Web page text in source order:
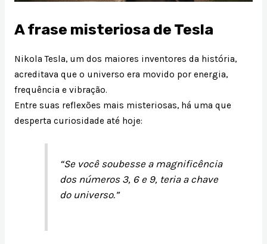
A frase misteriosa de Tesla
Nikola Tesla, um dos maiores inventores da história,
acreditava que o universo era movido por energia,
frequência e vibração.
Entre suas reflexões mais misteriosas, há uma que
desperta curiosidade até hoje:
“Se você soubesse a magnificência
dos números 3, 6 e 9, teria a chave
do universo.”